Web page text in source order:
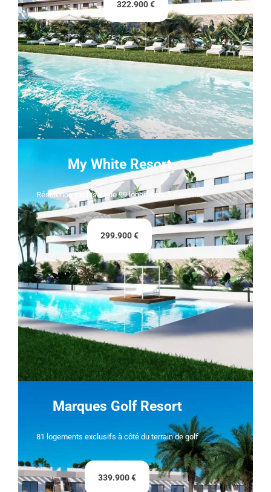
322.900 €
My White Resort
Résidence exclusive de 99 logements à Finestrat
299.900 €
Marques Golf Resort
81 logements exclusifs à côté du terrain de golf
339.900 €